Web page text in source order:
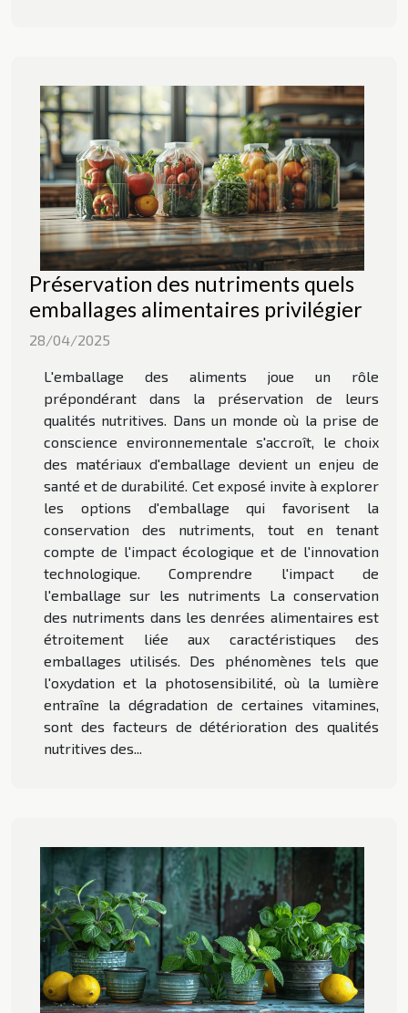
Préservation des nutriments quels
emballages alimentaires privilégier
28/04/2025
L'emballage des aliments joue un rôle
prépondérant dans la préservation de leurs
qualités nutritives. Dans un monde où la prise de
conscience environnementale s'accroît, le choix
des matériaux d'emballage devient un enjeu de
santé et de durabilité. Cet exposé invite à explorer
les options d'emballage qui favorisent la
conservation des nutriments, tout en tenant
compte de l'impact écologique et de l'innovation
technologique. Comprendre l'impact de
l'emballage sur les nutriments La conservation
des nutriments dans les denrées alimentaires est
étroitement liée aux caractéristiques des
emballages utilisés. Des phénomènes tels que
l'oxydation et la photosensibilité, où la lumière
entraîne la dégradation de certaines vitamines,
sont des facteurs de détérioration des qualités
nutritives des...